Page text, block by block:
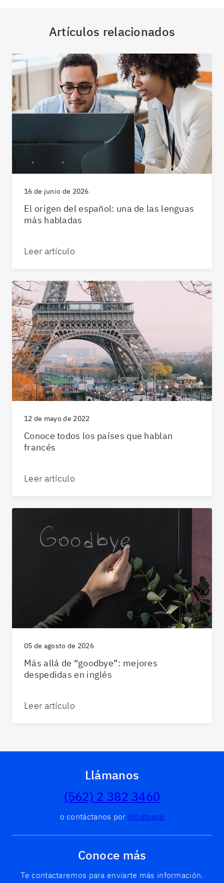
Artículos relacionados
16 de junio de 2026
El origen del español: una de las lenguas
más habladas
Leer artículo
12 de mayo de 2022
Conoce todos los países que hablan
francés
Leer artículo
05 de agosto de 2026
Más allá de “goodbye”: mejores
despedidas en inglés
Leer artículo
Llámanos
(562) 2 382 3460
o contáctanos por Whatsapp
Conoce más
Te contactaremos para enviarte más información.